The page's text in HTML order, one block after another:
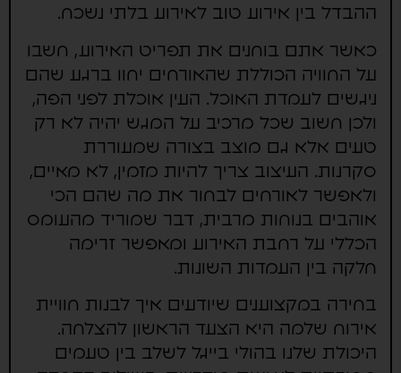
ההבדל בין אירוע טוב לאירוע בלתי נשכח.
כאשר אתם בוחנים את תפריט האירוע, חשבו
על החוויה הכוללת שהאורחים יחוו ברגע שהם
ניגשים לעמדת האוכל. העין אוכלת לפני הפה,
ולכן חשוב שכל מרכיב על המגש יהיה לא רק
טעים אלא גם מוצב בצורה שמעוררת
סקרנות. העיצוב צריך להיות מזמין, לא מאיים,
ולאפשר לאורחים לבחור את מה שהם הכי
אוהבים בנוחות מרבית, דבר שמוריד מהעומס
הכללי על רחבת האירוע ומאפשר זרימה
חלקה בין העמדות השונות.
בחירה במקצוענים שיודעים איך לבנות חוויית
אירוח שלמה היא הצעד הראשון להצלחה.
היכולת שלנו בהולי בייגל לשלב בין טעמים